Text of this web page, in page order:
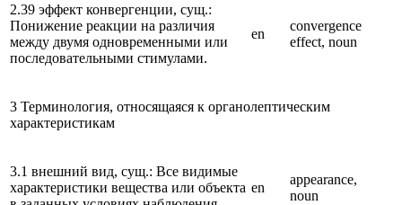
2.39 эффект конвергенции, сущ.:
Понижение реакции на различия
между двумя одновременными или
последовательными стимулами.
en
convergence
effect, noun
3 Терминология, относящаяся к органолептическим
характеристикам
3.1 внешний вид, сущ.: Все видимые
характеристики вещества или объекта en
appearance,
noun